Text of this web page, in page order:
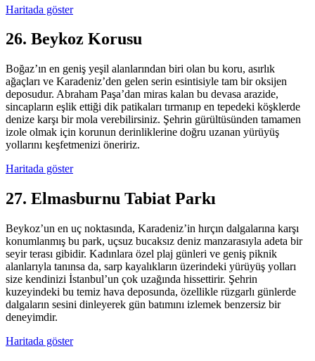
Haritada göster
26. Beykoz Korusu
Boğaz’ın en geniş yeşil alanlarından biri olan bu koru, asırlık
ağaçları ve Karadeniz’den gelen serin esintisiyle tam bir oksijen
deposudur. Abraham Paşa’dan miras kalan bu devasa arazide,
sincapların eşlik ettiği dik patikaları tırmanıp en tepedeki köşklerde
denize karşı bir mola verebilirsiniz. Şehrin gürültüsünden tamamen
izole olmak için korunun derinliklerine doğru uzanan yürüyüş
yollarını keşfetmenizi öneririz.
Haritada göster
27. Elmasburnu Tabiat Parkı
Beykoz’un en uç noktasında, Karadeniz’in hırçın dalgalarına karşı
konumlanmış bu park, uçsuz bucaksız deniz manzarasıyla adeta bir
seyir terası gibidir. Kadınlara özel plaj günleri ve geniş piknik
alanlarıyla tanınsa da, sarp kayalıkların üzerindeki yürüyüş yolları
size kendinizi İstanbul’un çok uzağında hissettirir. Şehrin
kuzeyindeki bu temiz hava deposunda, özellikle rüzgarlı günlerde
dalgaların sesini dinleyerek gün batımını izlemek benzersiz bir
deneyimdir.
Haritada göster